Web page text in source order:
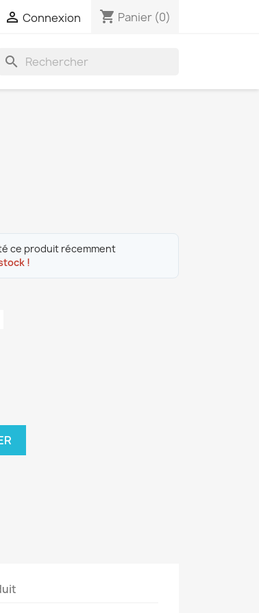
 Connexion shopping_cart Panier (0)
search
ce produit récemment
!